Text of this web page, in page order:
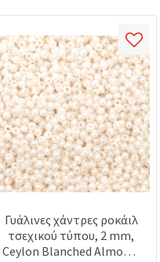
Γυάλινες χάντρες ροκάιλ
τσεχικού τύπου, 2 mm,
Ceylon Blanched Almond,